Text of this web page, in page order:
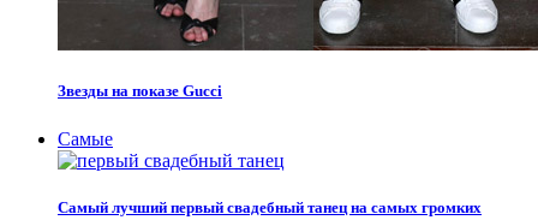
Звезды на показе Gucci
Самые
Самый лучший первый свадебный танец на самых громких